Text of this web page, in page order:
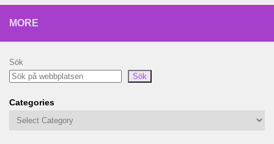
MORE
Sök
Sök
Categories